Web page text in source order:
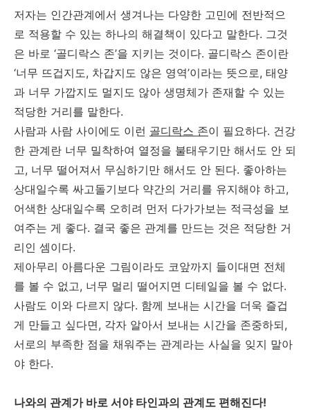
저자는 인간관계에서 생겨나는 다양한 고민에 전반적으
로 적용할 수 있는 하나의 해결책이 있다고 말한다. 그것
은 바로 ‘골디락스 존’을 지키는 것이다. 골디락스 존이란
‘너무 뜨겁지도, 차갑지도 않은 영역’이라는 뜻으로, 태양
과 너무 가깝지도 멀지도 않아 생명체가 존재할 수 있는
적당한 거리를 말한다.
사람과 사람 사이에도 이런 골디락스 존이 필요하다. 건강
한 관계란 너무 밀착하여 열정을 불태우기만 해서도 안 되
고, 너무 떨어져서 무심하기만 해서도 안 된다. 좋아하는
상대일수록 싸고돌기보다 약간의 거리를 유지해야 하고,
어색한 상대일수록 오히려 먼저 다가가보는 적극성을 보
여주는 게 좋다. 결국 좋은 관계를 만드는 것은 적당한 거
리인 셈이다.
제아무리 아름다운 그림이라도 코앞까지 들이대면 전체
를 볼 수 없고, 너무 멀리 떨어지면 디테일을 볼 수 없다.
사람도 이와 다르지 않다. 함께 보내는 시간을 더욱 즐겁
게 만들고 싶다면, 각자 알아서 보내는 시간을 존중하되,
서로의 부족한 점을 채워주는 관계라는 사실을 잊지 말아
야 한다.
나와의 관계가 바로 서야 타인과의 관계도 편해진다!